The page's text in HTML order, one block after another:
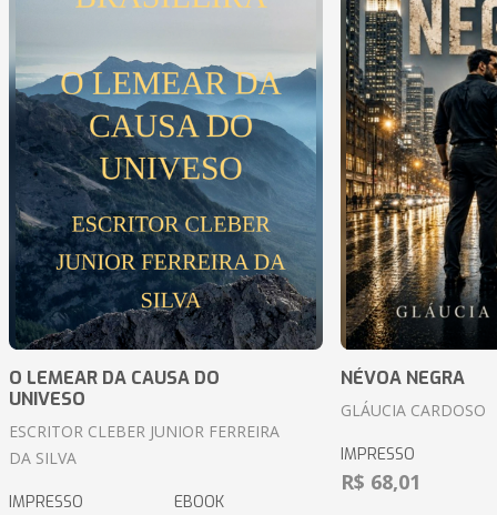
O LEMEAR DA CAUSA DO
UNIVESO
ESCRITOR CLEBER JUNIOR FERREIRA
DA SILVA
IMPRESSO EBOOK
NÉVOA NEGRA
GLÁUCIA CARDOSO
IMPRESSO
R$ 68,01